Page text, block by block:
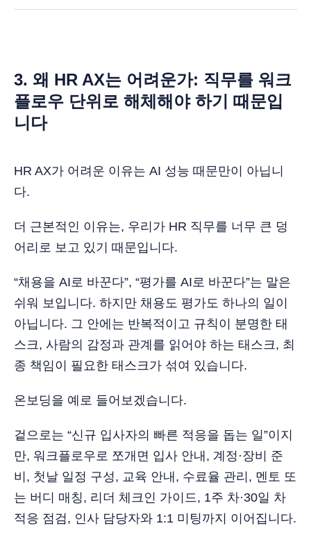
3. 왜 HR AX는 어려운가: 직무를 워크
플로우 단위로 해체해야 하기 때문입
니다
HR AX가 어려운 이유는 AI 성능 때문만이 아닙니
다.
더 근본적인 이유는, 우리가 HR 직무를 너무 큰 덩
어리로 보고 있기 때문입니다.
“채용을 AI로 바꾼다”, “평가를 AI로 바꾼다”는 말은
쉬워 보입니다. 하지만 채용도 평가도 하나의 일이
아닙니다. 그 안에는 반복적이고 규칙이 분명한 태
스크, 사람의 감정과 관계를 읽어야 하는 태스크, 최
종 책임이 필요한 태스크가 섞여 있습니다.
온보딩을 예로 들어보겠습니다.
겉으로는 “신규 입사자의 빠른 적응을 돕는 일”이지
만, 워크플로우로 쪼개면 입사 안내, 계정·장비 준
비, 첫날 일정 구성, 교육 안내, 수료율 관리, 멘토 또
는 버디 매칭, 리더 체크인 가이드, 1주 차·30일 차
적응 점검, 인사 담당자와 1:1 미팅까지 이어집니다.